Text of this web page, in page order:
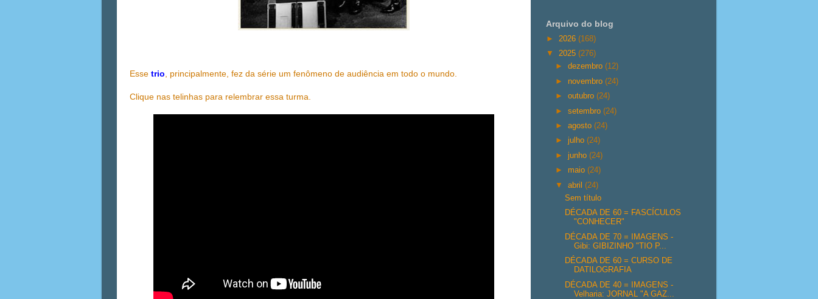
Esse trio, principalmente, fez da série um fenômeno de audiência em todo o mundo.
Clique nas telinhas para relembrar essa turma.
Arquivo do blog
► 2026 (168)
▼ 2025 (276)
►dezembro(12)
► novembro(24)
►outubro(24)
►setembro(24)
►agosto(24)
►julho(24)
►junho(24)
► maio(24)
▼abril(24)
Sem título
DÉCADA DE 60 = FASCÍCULOS
"CONHECER"
DÉCADA DE 70 = IMAGENS -
Gibi: GIBIZINHO "TIO P...
DÉCADA DE 60 = CURSO DE
DATILOGRAFIA
DÉCADA DE 40 = IMAGENS -
Velharia: JORNAL "A GAZ...